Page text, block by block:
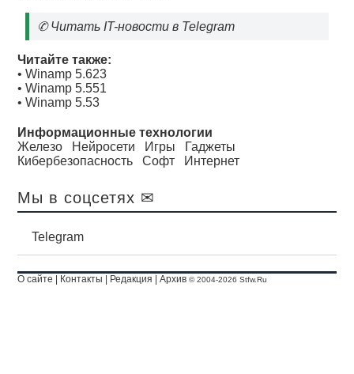
✆Читать IT-новости в Telegram
Читайте также:
•Winamp 5.623
•Winamp 5.551
•Winamp 5.53
Информационные технологии
Железо
Нейросети Игры
Гаджеты
Кибербезопасность
Софт Интернет
Мы в соцсетях ✉
Telegram
О сайте Контакты Редакция |Архив © 2004-2026 Stfw.Ru